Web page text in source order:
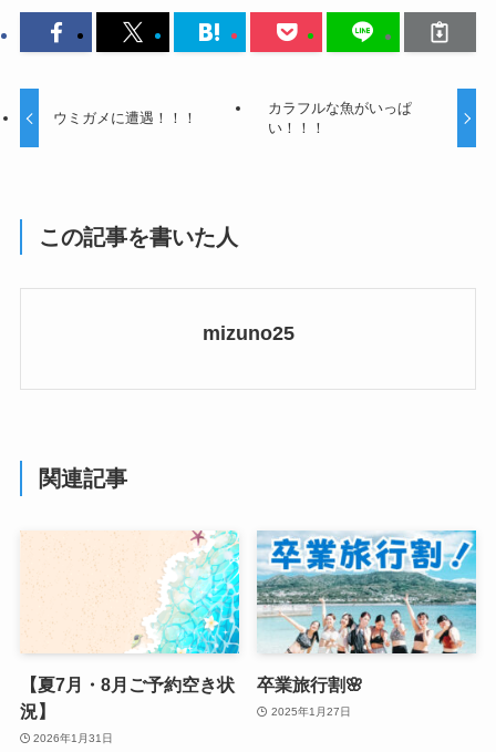
ウミガメに遭遇！！！
カラフルな魚がいっぱ
い！！！
この記事を書いた人
mizuno25
関連記事
【夏7月・8月ご予約空き状
況】
2026年1月31日
卒業旅行割🌸
2025年1月27日